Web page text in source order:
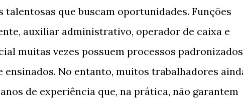
talentosas que buscam oportunidades. Funções
auxiliar administrativo, operador de caixa e
muitas vezes possuem processos padronizados
ensinados. No entanto, muitos trabalhadores
de experiência que, na prática, não garantem